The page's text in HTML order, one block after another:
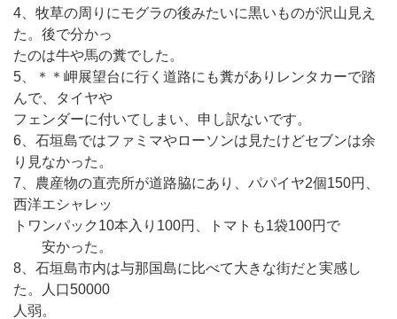
4、牧草の周りにモグラの後みたいに黒いものが沢山見え
た。後で分かっ
たのは牛や馬の糞でした。
5、＊＊岬展望台に行く道路にも糞がありレンタカーで踏
んで、タイヤや
フェンダーに付いてしまい、申し訳ないです。
6、石垣島ではファミマやローソンは見たけどセブンは余
り見なかった。
7、農産物の直売所が道路脇にあり、パパイヤ2個150円、
西洋エシャレッ
トワンパック10本入り100円、トマトも1袋100円で
安かった。
8、石垣島市内は与那国島に比べて大きな街だと実感し
た。人口50000
人弱。